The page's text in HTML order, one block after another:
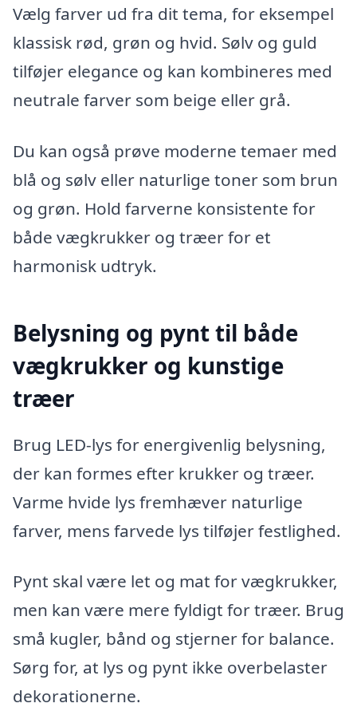
Vælg farver ud fra dit tema, for eksempel
klassisk rød, grøn og hvid. Sølv og guld
tilføjer elegance og kan kombineres med
neutrale farver som beige eller grå.
Du kan også prøve moderne temaer med
blå og sølv eller naturlige toner som brun
og grøn. Hold farverne konsistente for
både vægkrukker og træer for et
harmonisk udtryk.
Belysning og pynt til både
vægkrukker og kunstige
træer
Brug LED-lys for energivenlig belysning,
der kan formes efter krukker og træer.
Varme hvide lys fremhæver naturlige
farver, mens farvede lys tilføjer festlighed.
Pynt skal være let og mat for vægkrukker,
men kan være mere fyldigt for træer. Brug
små kugler, bånd og stjerner for balance.
Sørg for, at lys og pynt ikke overbelaster
dekorationerne.